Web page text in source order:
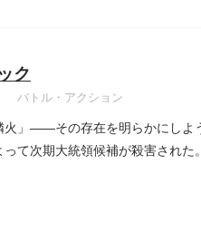
ク
バトル・アクション
火」――その存在を明らかにしよ
って次期大統領候補が殺害された